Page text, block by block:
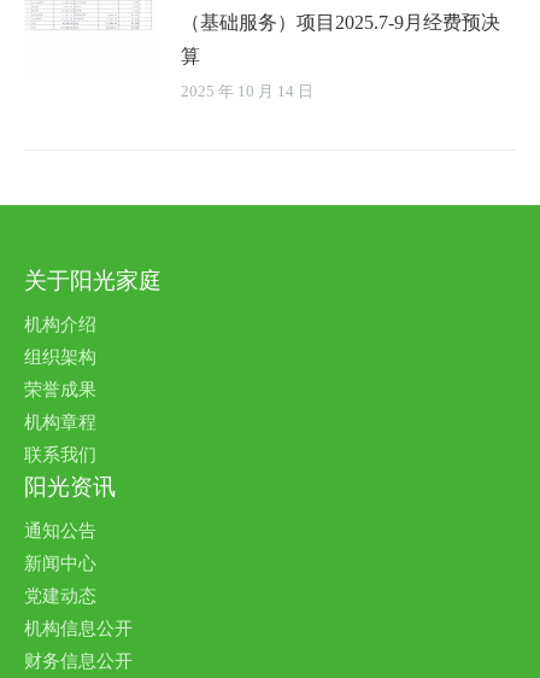
（基础服务）项目2025.7-9月经费预决
算
2025 年 10 月 14 日
关于阳光家庭
机构介绍
组织架构
荣誉成果
机构章程
联系我们
阳光资讯
通知公告
新闻中心
党建动态
机构信息公开
财务信息公开